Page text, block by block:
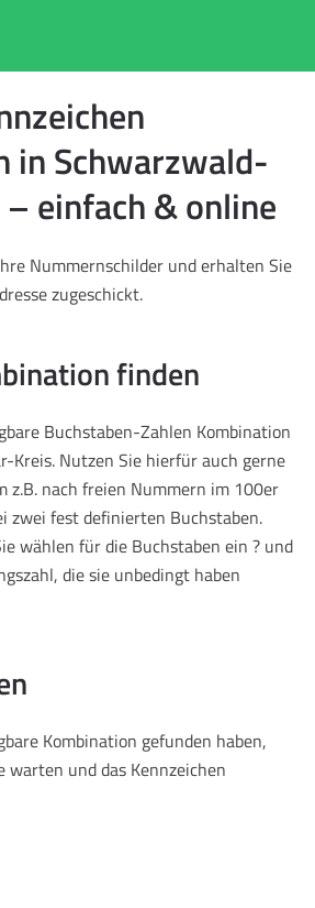
in Schwarzwald-
einfach & online
Nummernschilder und erhalten Sie
zugeschickt.
finden
Buchstaben-Zahlen Kombination
Kreis. Nutzen Sie hierfür auch gerne
z.B. nach freien Nummern im 100er
zwei fest definierten Buchstaben.
wählen für die Buchstaben ein ? und
die sie unbedingt haben
Kombination gefunden haben,
und das Kennzeichen